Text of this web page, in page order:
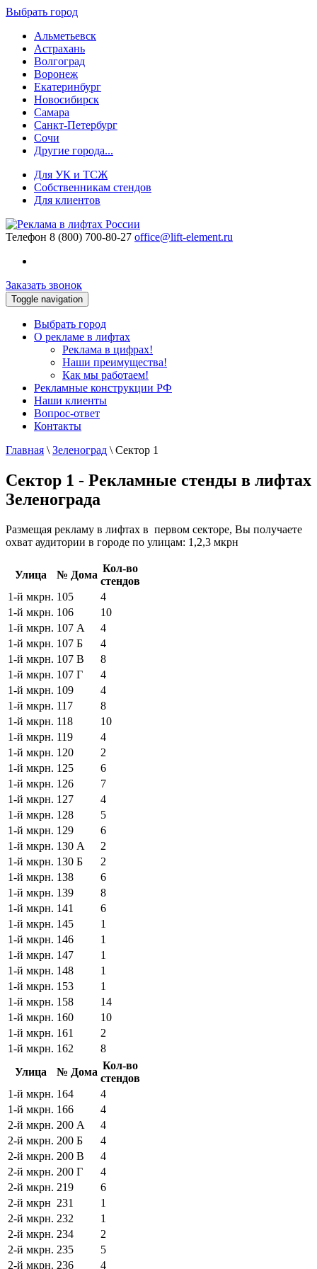
Выбрать город
Альметьевск
Астрахань
Волгоград
Воронеж
Екатеринбург
Новосибирск
Самара
Санкт-Петербург
Сочи
Другие города...
Для УК и ТСЖ
Собственникам стендов
Для клиентов
Телефон 8 (800) 700-80-27 office@lift-element.ru
Заказать звонок
Toggle navigation
Выбрать город
О рекламе в лифтах
Реклама в цифрах!
Наши преимущества!
Как мы работаем!
Рекламные конструкции РФ
Наши клиенты
Вопрос-ответ
Контакты
Главная \ Зеленоград \ Сектор 1
Сектор 1 - Рекламные стенды в лифтах
Зеленограда
Размещая рекламу в лифтах в первом секторе, Вы получаете
охват аудитории в городе по улицам: 1,2,3 мкрн
Улица № Дома
Кол-во
стендов
1-й мкрн. 105
4
1-й мкрн. 106
10
1-й мкрн. 107 А
4
1-й мкрн. 107 Б
4
1-й мкрн. 107 В
8
1-й мкрн. 107 Г
4
1-й мкрн. 109
4
1-й мкрн. 117
8
1-й мкрн. 118
10
1-й мкрн. 119
4
1-й мкрн. 120
2
1-й мкрн. 125
6
1-й мкрн. 126
7
1-й мкрн. 127
4
1-й мкрн. 128
5
1-й мкрн. 129
6
1-й мкрн. 130 А
2
1-й мкрн. 130 Б
2
1-й мкрн. 138
6
1-й мкрн. 139
8
1-й мкрн. 141
6
1-й мкрн. 145
1
1-й мкрн. 146
1
1-й мкрн. 147
1
1-й мкрн. 148
1
1-й мкрн. 153
1
1-й мкрн. 158
14
1-й мкрн. 160
10
1-й мкрн. 161
2
1-й мкрн. 162
8
Улица
№ Дома
Кол-во
стендов
1-й мкрн. 164
4
1-й мкрн. 166
4
2-й мкрн. 200 А
4
2-й мкрн. 200 Б
4
2-й мкрн. 200 В
4
2-й мкрн. 200 Г
4
2-й мкрн. 219
6
2-й мкрн 231
1
2-й мкрн. 232
1
2-й мкрн. 234
2
2-й мкрн. 235
5
2-й мкрн. 236 4